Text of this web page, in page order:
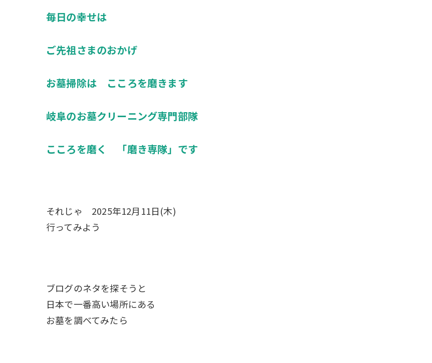
毎日の幸せは
ご先祖さまのおかげ
お墓掃除は こころを磨きます
岐阜のお墓クリーニング専門部隊
こころを磨く 「磨き専隊」です
それじゃ 2025年12月11日(木)
行ってみよう
ブログのネタを探そうと
日本で一番高い場所にある
お墓を調べてみたら